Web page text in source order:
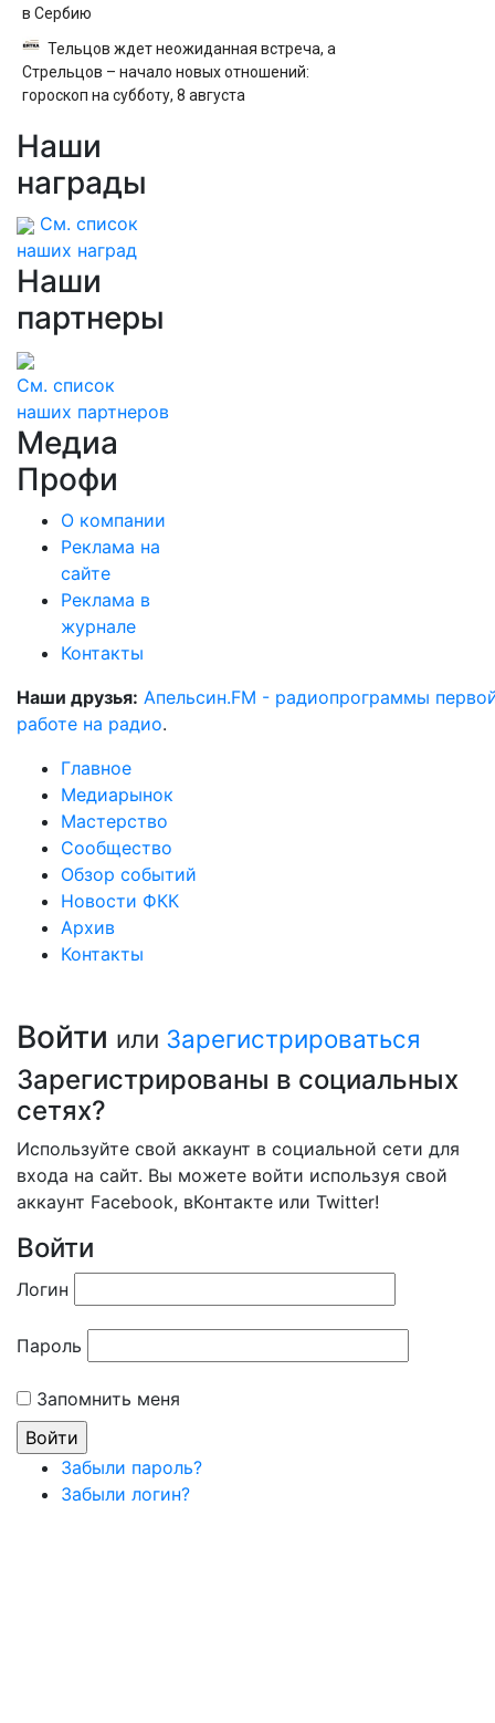
в Сербию
Тельцов ждет неожиданная встреча, а
Стрельцов – начало новых отношений:
гороскоп на субботу, 8 августа
Наши
награды
См. список
наших наград
Наши
партнеры
См. список
наших партнеров
Медиа
Профи
О компании
Реклама на
сайте
Реклама в
журнале
Контакты
Наши друзья: Апельсин.FM - радиопрограммы
работе на радио.
Главное
Медиарынок
Мастерство
Сообщество
Обзор событий
Новости ФКК
Архив
Контакты
Войти или Зарегистрироваться
Зарегистрированы в социальных
сетях?
Используйте свой аккаунт в социальной сети для
входа на сайт. Вы можете войти используя свой
аккаунт Facebook, вКонтакте или Twitter!
Войти
Логин
Пароль
Запомнить меня
Забыли пароль?
Забыли логин?